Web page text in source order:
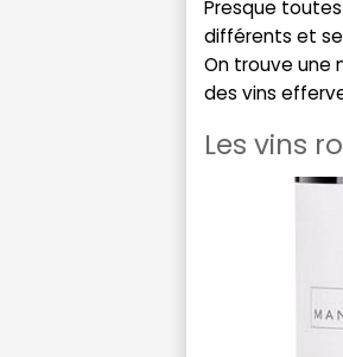
Presque
différents et
On trouve une
des vins
Les vins